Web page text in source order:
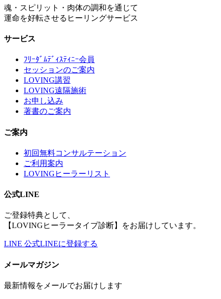
魂・スピリット・肉体の調和を通じて
運命を好転させるヒーリングサービス
サービス
ﾌﾘｰﾀﾞﾑﾃﾞｨｽﾃｨﾆｰ会員
セッションのご案内
LOVING講習
LOVING遠隔施術
お申し込み
著書のご案内
ご案内
初回無料コンサルテーション
ご利用案内
LOVINGヒーラーリスト
公式LINE
ご登録特典として、
【LOVINGヒーラータイプ診断】をお届けしています。
LINE 公式LINEに登録する
メールマガジン
最新情報をメールでお届けします